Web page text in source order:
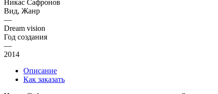
Никас Сафронов
Вид, Жанр
—
Dream vision
Год создания
—
2014
Описание
Как заказать